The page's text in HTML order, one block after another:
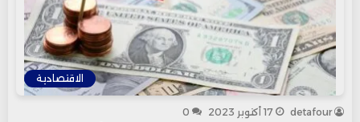
الاقتصادية
detafour 17 أكتوبر 2023 0